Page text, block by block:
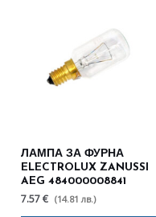
ЛАМПА ЗА ФУРНА
ELECTROLUX ZANUSSI
AEG 484000008841
7.57 € (14.81 лв.)